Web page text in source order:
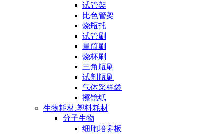
试管架
比色管架
烧瓶托
试管刷
量筒刷
烧杯刷
三角瓶刷
试剂瓶刷
气体采样袋
擦镜纸
生物耗材.塑料耗材
分子生物
细胞培养板